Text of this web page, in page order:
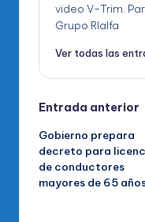
video V-Trim.
Grupo RIalfa
Ver todas las
de
entradas
Entrada anterior
Gobierno prepara
decreto para
de conductores
mayores de 65